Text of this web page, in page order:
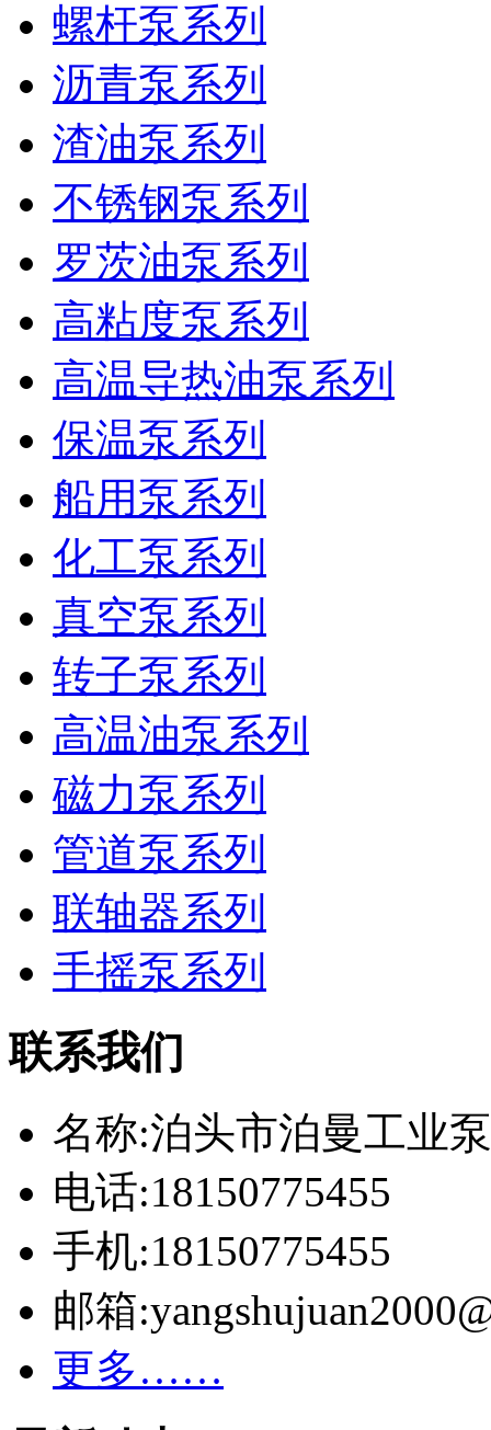
螺杆泵系列
沥青泵系列
渣油泵系列
不锈钢泵系列
罗茨油泵系列
高粘度泵系列
高温导热油泵系列
保温泵系列
船用泵系列
化工泵系列
真空泵系列
转子泵系列
高温油泵系列
磁力泵系列
管道泵系列
联轴器系列
手摇泵系列
联系我们
名称:泊头市泊曼工业
电话:18150775455
手机:18150775455
邮箱
更多……